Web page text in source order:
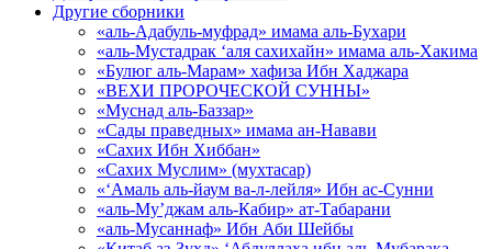
Другие сборники
«аль-Адабуль-муфрад» имама аль-Бухари
«аль-Мустадрак ‘аля сахихайн» имама аль-Хакима
«Булюг аль-Марам» хафиза Ибн Хаджара
«ВЕХИ ПРОРОЧЕСКОЙ СУННЫ»
«Муснад аль-Баззар»
«Сады праведных» имама ан-Навави
«Сахих Ибн Хиббан»
«Сахих Муслим» (мухтасар)
«‘Амаль аль-йаум ва-л-лейля» Ибн ас-Сунни
«аль-Му’джам аль-Кабир» ат-Табарани
«аль-Мусаннаф» Ибн Аби Шейбы